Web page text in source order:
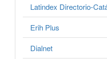
Latindex Directorio-
Erih Plus
Dialnet